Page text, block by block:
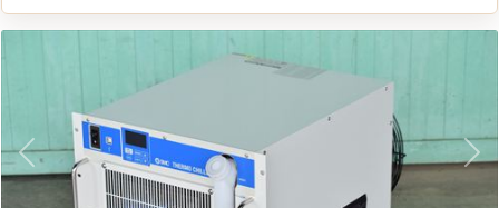
Previous